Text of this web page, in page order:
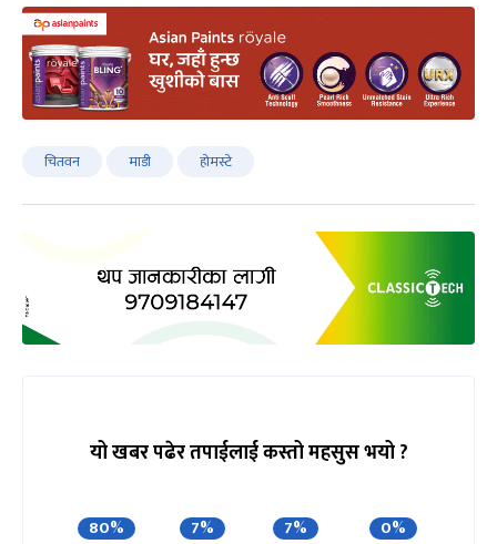
चितवन माडी होमस्टे
यो खबर पढेर तपाईलाई कस्तो महसुस भयो ?
80% 7% 7% 0%